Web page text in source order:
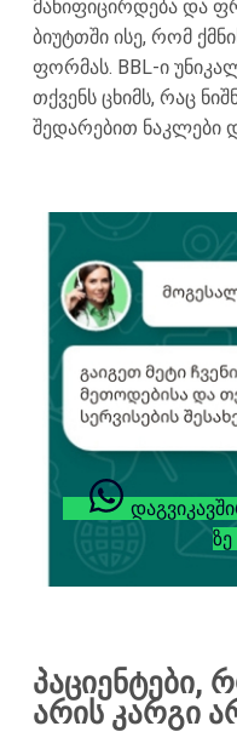
მანიფიცირდება და
ბიუტთში ისე, რომ
ფორმას. BBL-ი
თქვენს ცხიმს, რაც
შედარებით ნაკლები
ᲖᲔ
პაციენტები,
არის კარგი